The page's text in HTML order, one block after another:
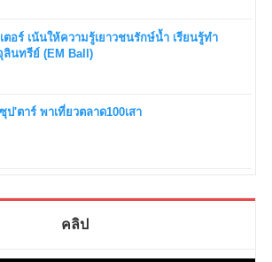
ตอร์ เน้นให้ความรู้เยาวชนรักษ์น้ำ เรียนรู้ทำ
ลินทรีย์ (EM Ball)
ป'ตาร์ พาเที่ยวตลาด100เสา
คลิป